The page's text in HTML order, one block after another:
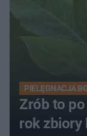
PIELĘGNACJA
Zrób to
rok zbiory